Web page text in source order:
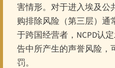
害情形。对于进入埃及公
购排除风险（第三层）通
于跨国经营者，NCPD认
告中所产生的声誉风险，
罚。